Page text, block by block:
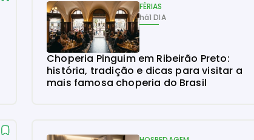
FÉRIAS
há1 DIA
Choperia Pinguim em Ribeirão Preto:
história, tradição e dicas para visitar a
mais famosa choperia do Brasil